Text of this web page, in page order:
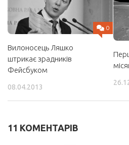
0
Вилоносець Ляшко
штрикає зрадників
Фейсбуком
08.04.2013
11 КОМЕНТАРІВ